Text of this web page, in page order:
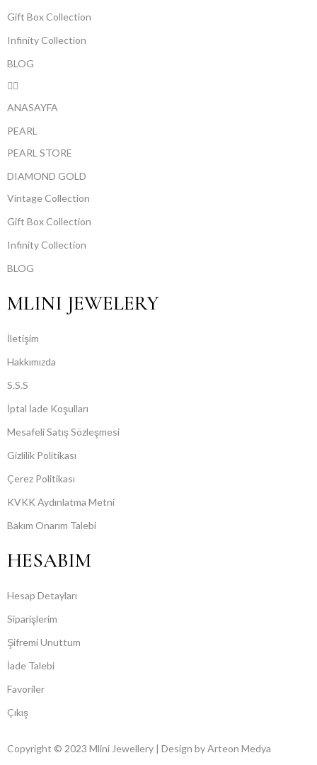
Gift Box Collection
Infinity Collection
BLOG
ANASAYFA
PEARL
PEARL STORE
DIAMOND GOLD
Vintage Collection
Gift Box Collection
Infinity Collection
BLOG
MLINI JEWELERY
İletişim
Hakkımızda
S.S.S
İptal İade Koşulları
Mesafeli Satış Sözleşmesi
Gizlilik Politikası
Çerez Politikası
KVKK Aydınlatma Metni
Bakım Onarım Talebi
HESABIM
Hesap Detayları
Siparişlerim
Şifremi Unuttum
İade Talebi
Favoriler
Çıkış
Copyright © 2023 Mlini Jewellery | Design by Arteon Medya